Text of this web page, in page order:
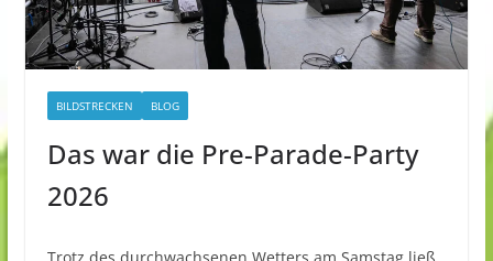
BILDSTRECKEN BLOG
Das war die Pre-Parade-Party
2026